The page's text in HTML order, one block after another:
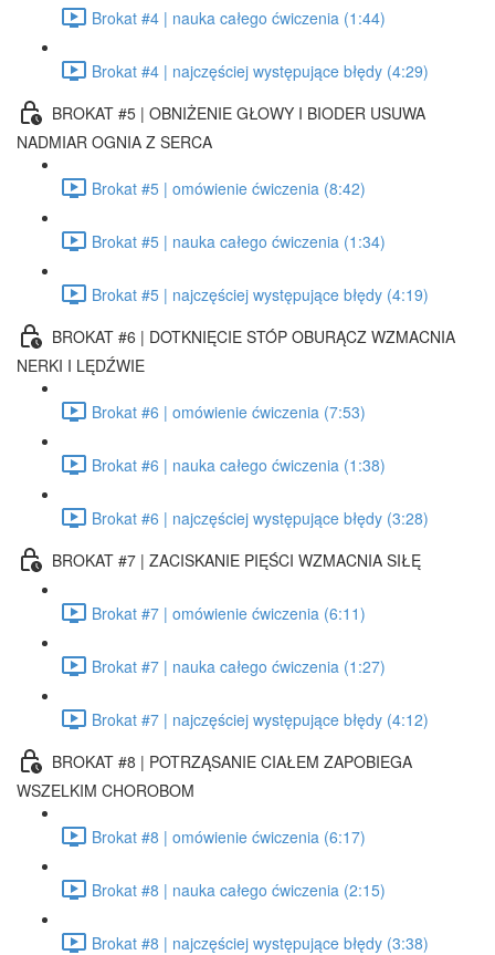
Brokat #4 | nauka całego ćwiczenia (1:44)
Brokat #4 | najczęściej występujące błędy (4:29)
BROKAT #5 | OBNIŻENIE GŁOWY I BIODER USUWA
NADMIAR OGNIA Z SERCA
Brokat #5 | omówienie ćwiczenia (8:42)
Brokat #5 | nauka całego ćwiczenia (1:34)
Brokat #5 | najczęściej występujące błędy (4:19)
BROKAT #6 | DOTKNIĘCIE STÓP OBURĄCZ WZMACNIA
NERKI I LĘDŹWIE
Brokat #6 | omówienie ćwiczenia (7:53)
Brokat #6 | nauka całego ćwiczenia (1:38)
Brokat #6 | najczęściej występujące błędy (3:28)
BROKAT #7 | ZACISKANIE PIĘŚCI WZMACNIA SIŁĘ
Brokat #7 | omówienie ćwiczenia (6:11)
Brokat #7 | nauka całego ćwiczenia (1:27)
Brokat #7 | najczęściej występujące błędy (4:12)
BROKAT #8 | POTRZĄSANIE CIAŁEM ZAPOBIEGA
WSZELKIM CHOROBOM
Brokat #8 | omówienie ćwiczenia (6:17)
Brokat #8 | nauka całego ćwiczenia (2:15)
Brokat #8 | najczęściej występujące błędy (3:38)